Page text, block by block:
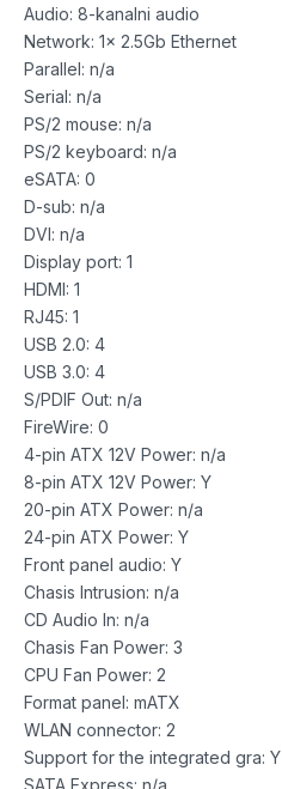
Audio: 8-kanalni audio
Network: 1x 2.5Gb Ethernet
Parallel: n/a
Serial: n/a
PS/2 mouse: n/a
PS/2 keyboard: n/a
eSATA: 0
D-sub: n/a
DVI: n/a
Display port: 1
HDMI: 1
RJ45: 1
USB 2.0: 4
USB 3.0: 4
S/PDIF Out: n/a
FireWire: 0
4-pin ATX 12V Power: n/a
8-pin ATX 12V Power: Y
20-pin ATX Power: n/a
24-pin ATX Power: Y
Front panel audio: Y
Chasis Intrusion: n/a
CD Audio In: n/a
Chasis Fan Power: 3
CPU Fan Power: 2
Format panel: mATX
WLAN connector: 2
Support for the integrated gra: Y
SATA Express: n/a